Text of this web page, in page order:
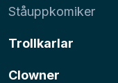
Ståuppkomiker
Trollkarlar
Clowner